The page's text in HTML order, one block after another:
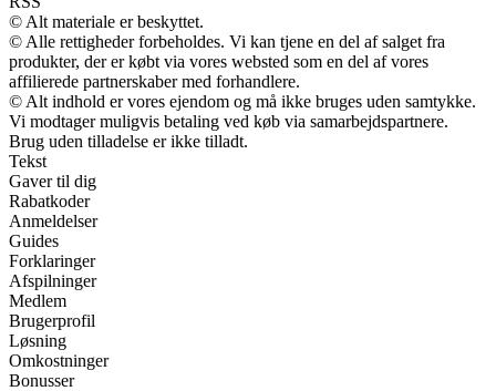
© Alt materiale er beskyttet.
© Alle rettigheder forbeholdes. Vi kan tjene en del af salget fra
produkter, der er købt via vores websted som en del af vores
affilierede partnerskaber med forhandlere.
© Alt indhold er vores ejendom og må ikke bruges uden samtykke.
Vi modtager muligvis betaling ved køb via samarbejdspartnere.
Brug uden tilladelse er ikke tilladt.
Tekst
Gaver til dig
Rabatkoder
Anmeldelser
Guides
Forklaringer
Afspilninger
Medlem
Brugerprofil
Løsning
Omkostninger
Bonusser